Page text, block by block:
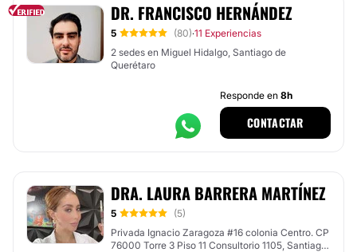
DR. FRANCISCO HERNÁNDEZ
5 (80)·11 Experiencias
2 sedes en Miguel Hidalgo, Santiago de
Querétaro
Responde en 8h
CONTACTAR
DRA. LAURA BARRERA MARTÍNEZ
5
(5)
Privada Ignacio Zaragoza #16 colonia Centro. CP
76000 Torre 3 Piso 11 Consultorio 1105, Santiago